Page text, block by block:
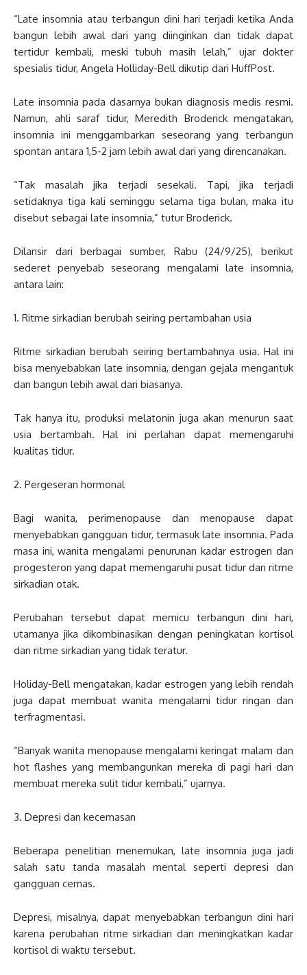
“Late insomnia atau terbangun dini hari terjadi ketika Anda
bangun lebih awal dari yang diinginkan dan tidak dapat
tertidur kembali, meski tubuh masih lelah,” ujar dokter
spesialis tidur, Angela Holliday-Bell dikutip dari HuffPost.
Late insomnia pada dasarnya bukan diagnosis medis resmi.
Namun, ahli saraf tidur, Meredith Broderick mengatakan,
insomnia ini menggambarkan seseorang yang terbangun
spontan antara 1,5-2 jam lebih awal dari yang direncanakan.
“Tak masalah jika terjadi sesekali. Tapi, jika terjadi
setidaknya tiga kali seminggu selama tiga bulan, maka itu
disebut sebagai late insomnia,” tutur Broderick.
Dilansir dari berbagai sumber, Rabu (24/9/25), berikut
sederet penyebab seseorang mengalami late insomnia,
antara lain:
1. Ritme sirkadian berubah seiring pertambahan usia
Ritme sirkadian berubah seiring bertambahnya usia. Hal ini
bisa menyebabkan late insomnia, dengan gejala mengantuk
dan bangun lebih awal dari biasanya.
Tak hanya itu, produksi melatonin juga akan menurun saat
usia bertambah. Hal ini perlahan dapat memengaruhi
kualitas tidur.
2. Pergeseran hormonal
Bagi wanita, perimenopause dan menopause dapat
menyebabkan gangguan tidur, termasuk late insomnia. Pada
masa ini, wanita mengalami penurunan kadar estrogen dan
progesteron yang dapat memengaruhi pusat tidur dan ritme
sirkadian otak.
Perubahan tersebut dapat memicu terbangun dini hari,
utamanya jika dikombinasikan dengan peningkatan kortisol
dan ritme sirkadian yang tidak teratur.
Holiday-Bell mengatakan, kadar estrogen yang lebih rendah
juga dapat membuat wanita mengalami tidur ringan dan
terfragmentasi.
“Banyak wanita menopause mengalami keringat malam dan
hot flashes yang membangunkan mereka di pagi hari dan
membuat mereka sulit tidur kembali,” ujarnya.
3. Depresi dan kecemasan
Beberapa penelitian menemukan, late insomnia juga jadi
salah satu tanda masalah mental seperti depresi dan
gangguan cemas.
Depresi, misalnya, dapat menyebabkan terbangun dini hari
karena perubahan ritme sirkadian dan meningkatkan kadar
kortisol di waktu tersebut.